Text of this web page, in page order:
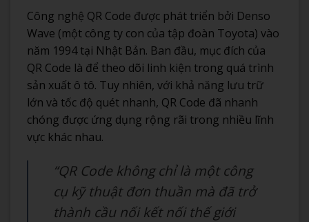
Công nghệ QR Code được phát triển bởi Denso
Wave (một công ty con của tập đoàn Toyota) vào
năm 1994 tại Nhật Bản. Ban đầu, mục đích của
QR Code là để theo dõi linh kiện trong quá trình
sản xuất ô tô. Tuy nhiên, với khả năng lưu trữ
lớn và tốc độ quét nhanh, QR Code đã nhanh
chóng được ứng dụng rộng rãi trong nhiều lĩnh
vực khác nhau.
“QR Code không chỉ là một công
cụ kỹ thuật đơn thuần mà đã trở
thành cầu nối kết nối thế giới